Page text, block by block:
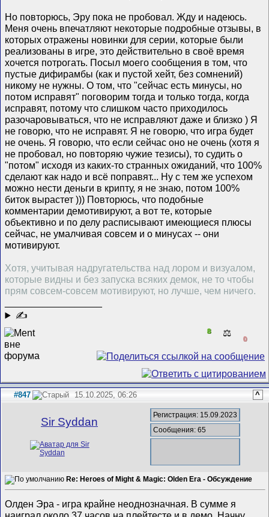
Но повторюсь, Эру пока не пробовал. Жду и надеюсь.
Меня очень впечатляют некоторые подробные отзывы, в
которых отражены новинки для серии, которые были
реализованы в игре, это действительно в своё время
хочется потрогать. Посыл моего сообщения в том, что
пустые дифирамбы (как и пустой хейт, без сомнений)
никому не нужны. О том, что "сейчас есть минусы, но
потом исправят" поговорим тогда и только тогда, когда
исправят, потому что слишком часто приходилось
разочаровываться, что не исправляют даже и близко ) Я
не говорю, что не исправят. Я не говорю, что игра будет
не очень. Я говорю, что если сейчас оно не очень (хотя я
не пробовал, но повторяю чужие тезисы), то судить о
"потом" исходя из каких-то странных ожиданий, что 100%
сделают как надо и всё поправят... Ну с тем же успехом
можно нести деньги в крипту, я не знаю, потом 100%
биток вырастет ))) Повторюсь, что подобные
комментарии демотивируют, а вот те, которые
объективно и по делу расписывают имеющиеся плюсы
сейчас, не умалчивая совсем и о минусах -- они
мотивируют.
Хотя, учитывая надругательства над лором и визуалом,
которые видны и без запуска всяких демок, не то чтобы
прям совсем-совсем мотивируют, но лучше, чем ничего.
✍
8 ⚖️
0
#847 15.10.2025, 06:26 ^
Sir Syddan
Регистрация: 15.09.2023
Сообщения: 65
Re: Heroes of Might & Magic: Olden Era - Обсуждение
Олден Эра - игра крайне неоднозначная. В сумме я